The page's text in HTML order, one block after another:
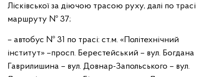
Лісківської за діючою трасою руху, далі по трасі
маршруту № 37;
– автобус № 31 по трасі: ст.м. «Політехнічний
інститут» –просп. Берестейський – вул. Богдана
Гаврилишина – вул. Довнар-Запольського – вул.